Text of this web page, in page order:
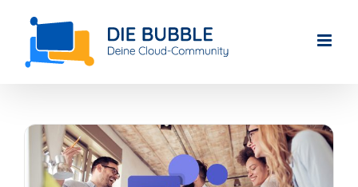
content